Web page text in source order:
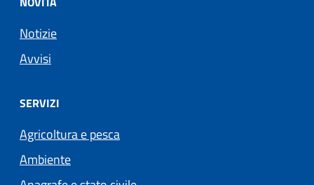
Notizie
Avvisi
SERVIZI
Agricoltura e pesca
Ambiente